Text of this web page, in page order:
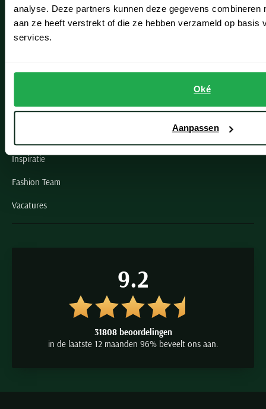
analyse. Deze partners kunnen deze gegevens combineren
aan ze heeft verstrekt of die ze hebben verzameld op basis
services.
Oké
Aanpassen
Oegstgeest
Openingstijden winkels
Paul & Shark specialist
Inspiratie
Fashion Team
Vacatures
9.2
31808 beoordelingen
in de laatste 12 maanden 96% beveelt ons aan.